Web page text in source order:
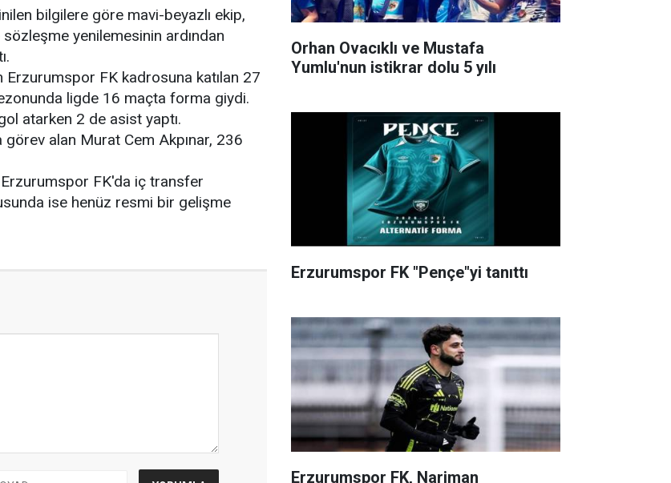
bilgilere göre mavi-beyazlı ekip,
yenilemesinin ardından
FK kadrosuna katılan 27
ligde 16 maçta forma giydi.
atarken 2 de asist yaptı.
alan Murat Cem Akpınar, 236
Erzurumspor FK'da iç transfer
ise henüz resmi bir gelişme
Orhan Ovacıklı ve Mustafa
Yumlu'nun istikrar dolu 5 yılı
Erzurumspor FK "Pençe"yi tanıttı
Erzurumspor FK, Nariman